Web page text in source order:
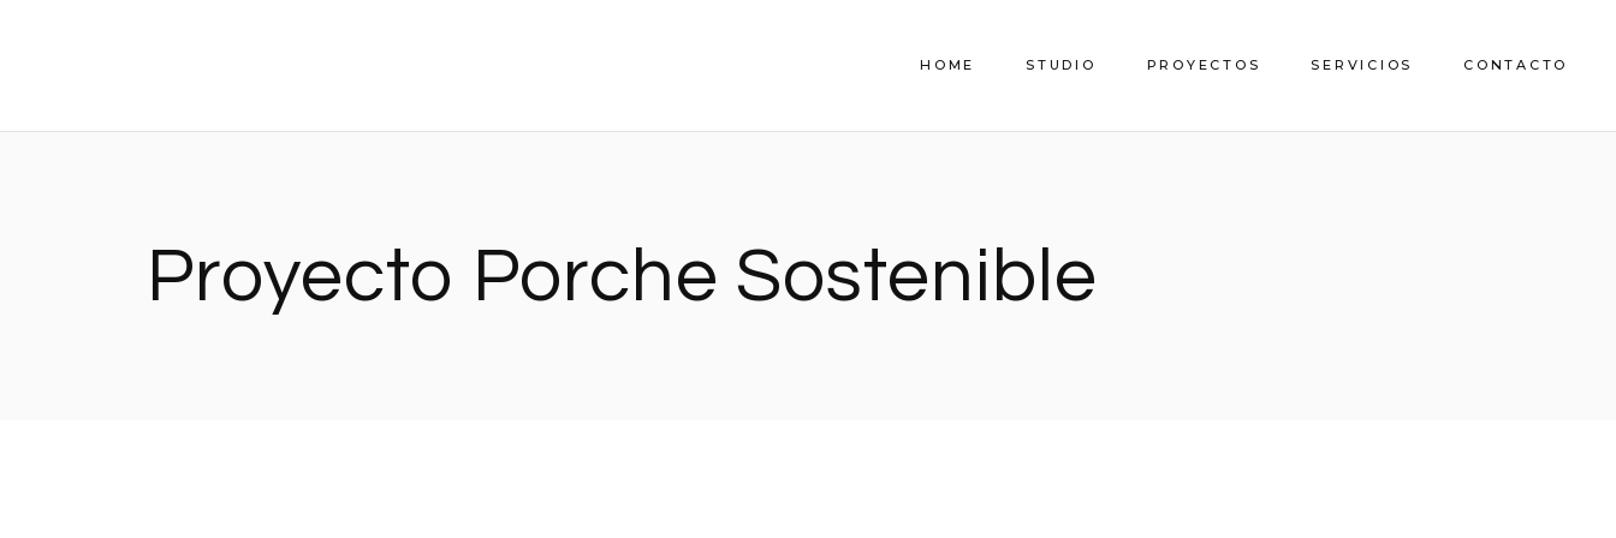
HOME STUDIO PROYECTOS SERVICIOS CONTACTO
Proyecto Porche Sostenible